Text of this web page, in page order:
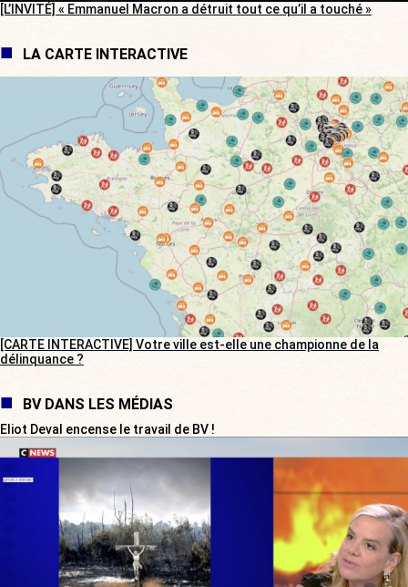
[L’INVITÉ] « Emmanuel Macron a détruit tout ce qu’il a touché »
LA CARTE INTERACTIVE
[CARTE INTERACTIVE] Votre ville est-elle une championne de la
délinquance ?
BV DANS LES MÉDIAS
Eliot Deval encense le travail de BV !